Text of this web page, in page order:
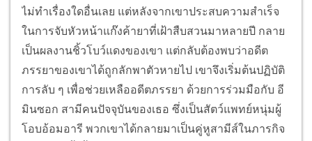
ไม่ทำเรื่องใดอื่นเลย แต่หลังจากเขาประสบความสำเร็จ
ในการจับหัวหน้าแก๊งค้ายาที่เฝ้าสืบสวนมาหลายปี กลาย
เป็นผลงานชิ้วโบว์แดงของเขา แต่กลับต้องพบว่าอดีต
ภรรยาของเขาได้ถูกลักพาตัวหายไป เขาจึงเริ่มต้นปฏิบัติ
การลับ ๆ เพื่อช่วยเหลืออดีตภรรยา ด้วยการร่วมมือกับ อี
มินซอก สามีคนปัจจุบันของเธอ ซึ่งเป็นสัตว์แพทย์หนุ่มผู้
โอบอ้อมอารี พวกเขาได้กลายมาเป็นคู่หูสามีส์ในภารกิจ